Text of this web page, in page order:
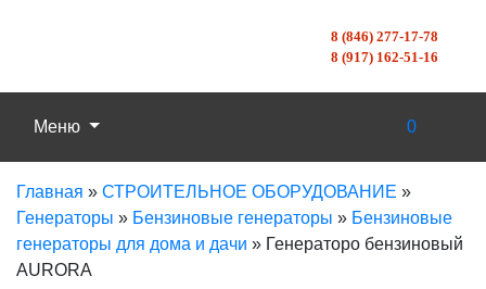
8 (846) 277-17-78
8 (917) 162-51-16
Меню 0
Главная » СТРОИТЕЛЬНОЕ ОБОРУДОВАНИЕ »
Генераторы » Бензиновые генераторы » Бензиновые
генераторы для дома и дачи » Генераторо бензиновый
AURORA